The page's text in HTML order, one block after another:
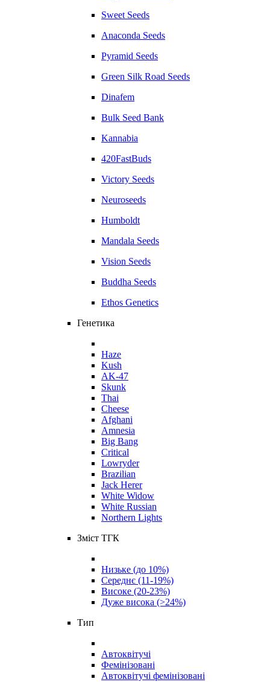
Sweet Seeds
Anaconda Seeds
Pyramid Seeds
Green Silk Road Seeds
Dinafem
Bulk Seed Bank
Kannabia
420FastBuds
Victory Seeds
Neuroseeds
Humboldt
Mandala Seeds
Vision Seeds
Buddha Seeds
Ethos Genetics
Генетика
Haze
Kush
AK-47
Skunk
Thai
Cheese
Afghani
Amnesia
Big Bang
Critical
Lowryder
Brazilian
Jack Herer
White Widow
White Russian
Northern Lights
Зміст ТГК
Низьке (до 10%)
Середнє (11-19%)
Високе (20-23%)
Дуже висока (>24%)
Тип
Автоквітучі
Фемінізовані
Автоквітучі фемінізовані